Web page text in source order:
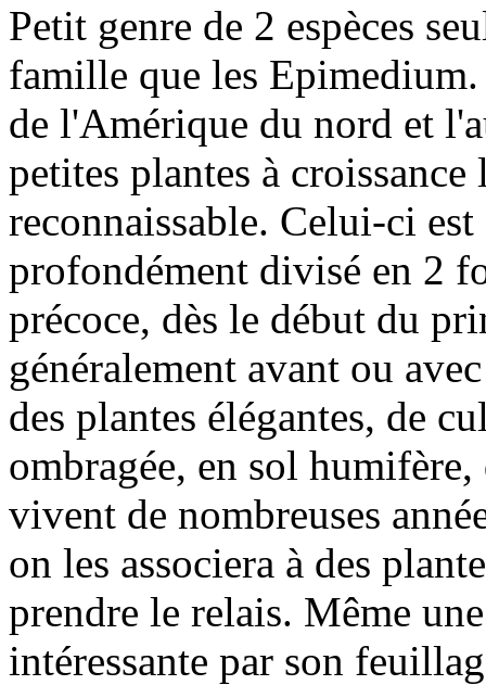
Petit genre de 2 espèces
famille que les
de l'Amérique du nord et
petites plantes à
reconnaissable. Celui-ci
profondément divisé en 2
précoce, dès le début du
généralement avant ou
des plantes élégantes, de
ombragée, en sol
vivent de nombreuses
on les associera à des
prendre le relais. Même
intéressante par son